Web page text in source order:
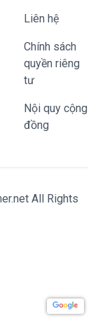
liên hệ
Chính sách
quyền riêng
tư
Nội quy cộng
đồng
All Rights